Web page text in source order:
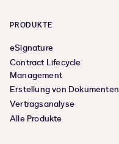
PRODUKTE
eSignature
Contract Lifecycle
Management
Erstellung von Dokumenten
Vertragsanalyse
Alle Produkte